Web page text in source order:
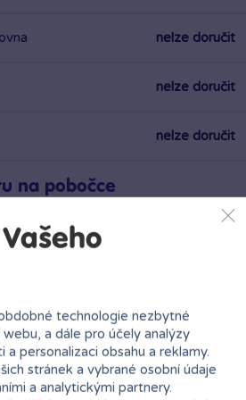
nelze doručit
nelze doručit
nelze doručit
na pobočce
Rezervovat zde
technologie nezbytné
a dále pro účely analýzy
personalizaci obsahu a reklamy.
stránek a vybrané osobní údaje
a analytickými partnery.